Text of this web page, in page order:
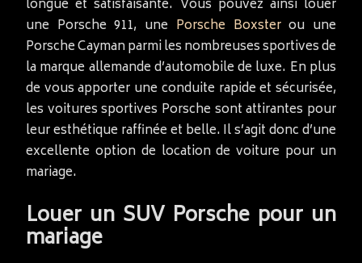
longue et satisfaisante. Vous pouvez ainsi louer
une Porsche 911, une Porsche Boxsterou une
Porsche Cayman parmi les nombreuses sportives de
la marque allemande d’automobile de luxe. En plus
de vous apporter une conduite rapide et sécurisée,
les voitures sportives Porsche sont attirantes pour
leur esthétique raffinée et belle. Il s’agit donc d’une
excellente option de location de voiture pour un
mariage.
Louer un SUV Porsche pour un
mariage